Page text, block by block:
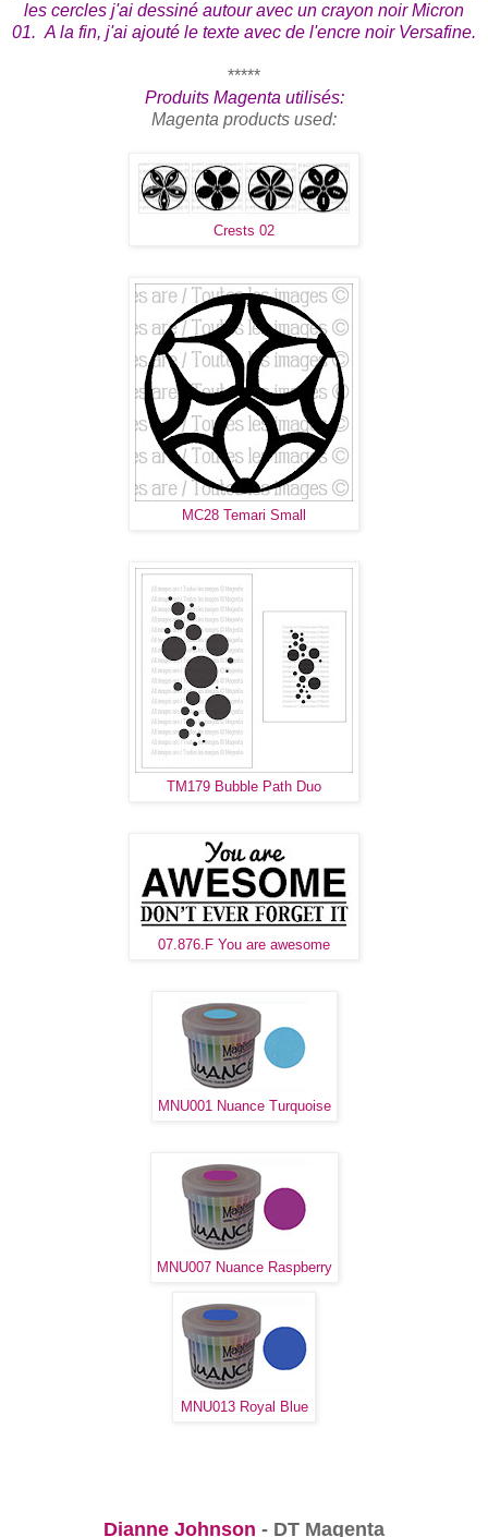
les cercles j'ai dessiné autour avec un crayon noir Micron
01. A la fin, j'ai ajouté le texte avec de l'encre noir Versafine.
*****
Produits Magenta utilisés:
Magenta products used:
Crests 02
MC28 Temari Small
TM179 Bubble Path Duo
07.876.F You are awesome
MNU001 Nuance Turquoise
MNU007 Nuance Raspberry
MNU013 Royal Blue
Dianne Johnson - DT Magenta